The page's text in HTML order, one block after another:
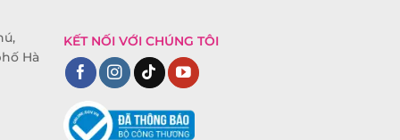
Hà
KẾT NỐI VỚI CHÚNG TÔI